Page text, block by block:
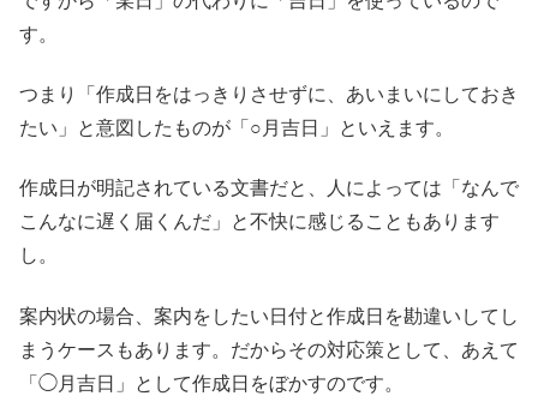
す。
つまり「作成日をはっきりさせずに、あいまいにしておき
たい」と意図したものが「○月吉日」といえます。
作成日が明記されている文書だと、人によっては「なんで
こんなに遅く届くんだ」と不快に感じることもあります
し。
案内状の場合、案内をしたい日付と作成日を勘違いしてし
まうケースもあります。だからその対応策として、あえて
「◯月吉日」として作成日をぼかすのです。